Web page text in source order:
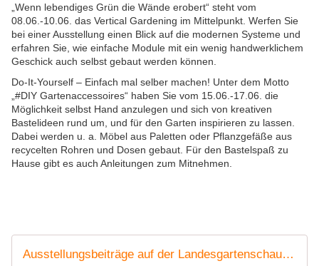
„Wenn lebendiges Grün die Wände erobert“ steht vom
08.06.-10.06. das Vertical Gardening im Mittelpunkt. Werfen Sie
bei einer Ausstellung einen Blick auf die modernen Systeme und
erfahren Sie, wie einfache Module mit ein wenig handwerklichem
Geschick auch selbst gebaut werden können.
Do-It-Yourself – Einfach mal selber machen! Unter dem Motto
„#DIY Gartenaccessoires“ haben Sie vom 15.06.-17.06. die
Möglichkeit selbst Hand anzulegen und sich von kreativen
Bastelideen rund um, und für den Garten inspirieren zu lassen.
Dabei werden u. a. Möbel aus Paletten oder Pflanzgefäße aus
recycelten Rohren und Dosen gebaut. Für den Bastelspaß zu
Hause gibt es auch Anleitungen zum Mitnehmen.
Ausstellungsbeiträge auf der Landesgartenschau Würzburg 2018